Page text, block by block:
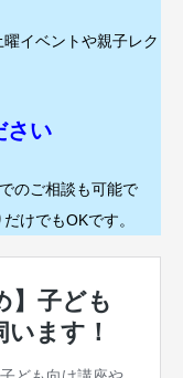
イベントや親子レク
さい
のご相談も可能で
けでもOKです。